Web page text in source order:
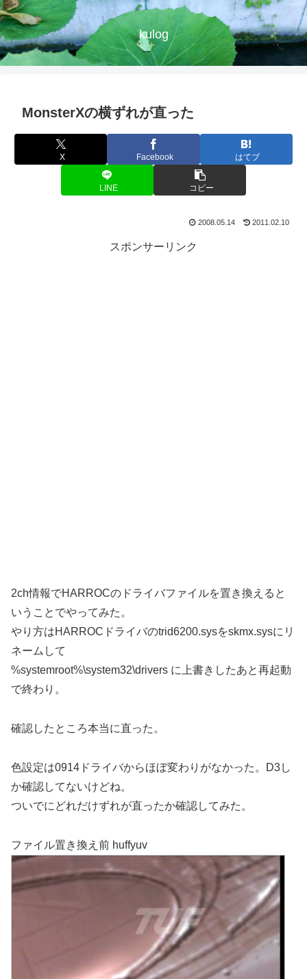
kulog
MonsterXの横ずれが直った
X Facebook はてブ
LINE コピー
2008.05.14 2011.02.10
スポンサーリンク
2ch情報でHARROCのドライバファイルを置き換えると
いうことでやってみた。
やり方はHARROCドライバのtrid6200.sysをskmx.sysにリ
ネームして
%systemroot%\system32\drivers に上書きしたあと再起動
で終わり。
確認したところ本当に直った。
色設定は0914ドライバからほぼ変わりがなかった。D3し
か確認してないけどね。
ついでにどれだけずれが直ったか確認してみた。
ファイル置き換え前 huffyuv